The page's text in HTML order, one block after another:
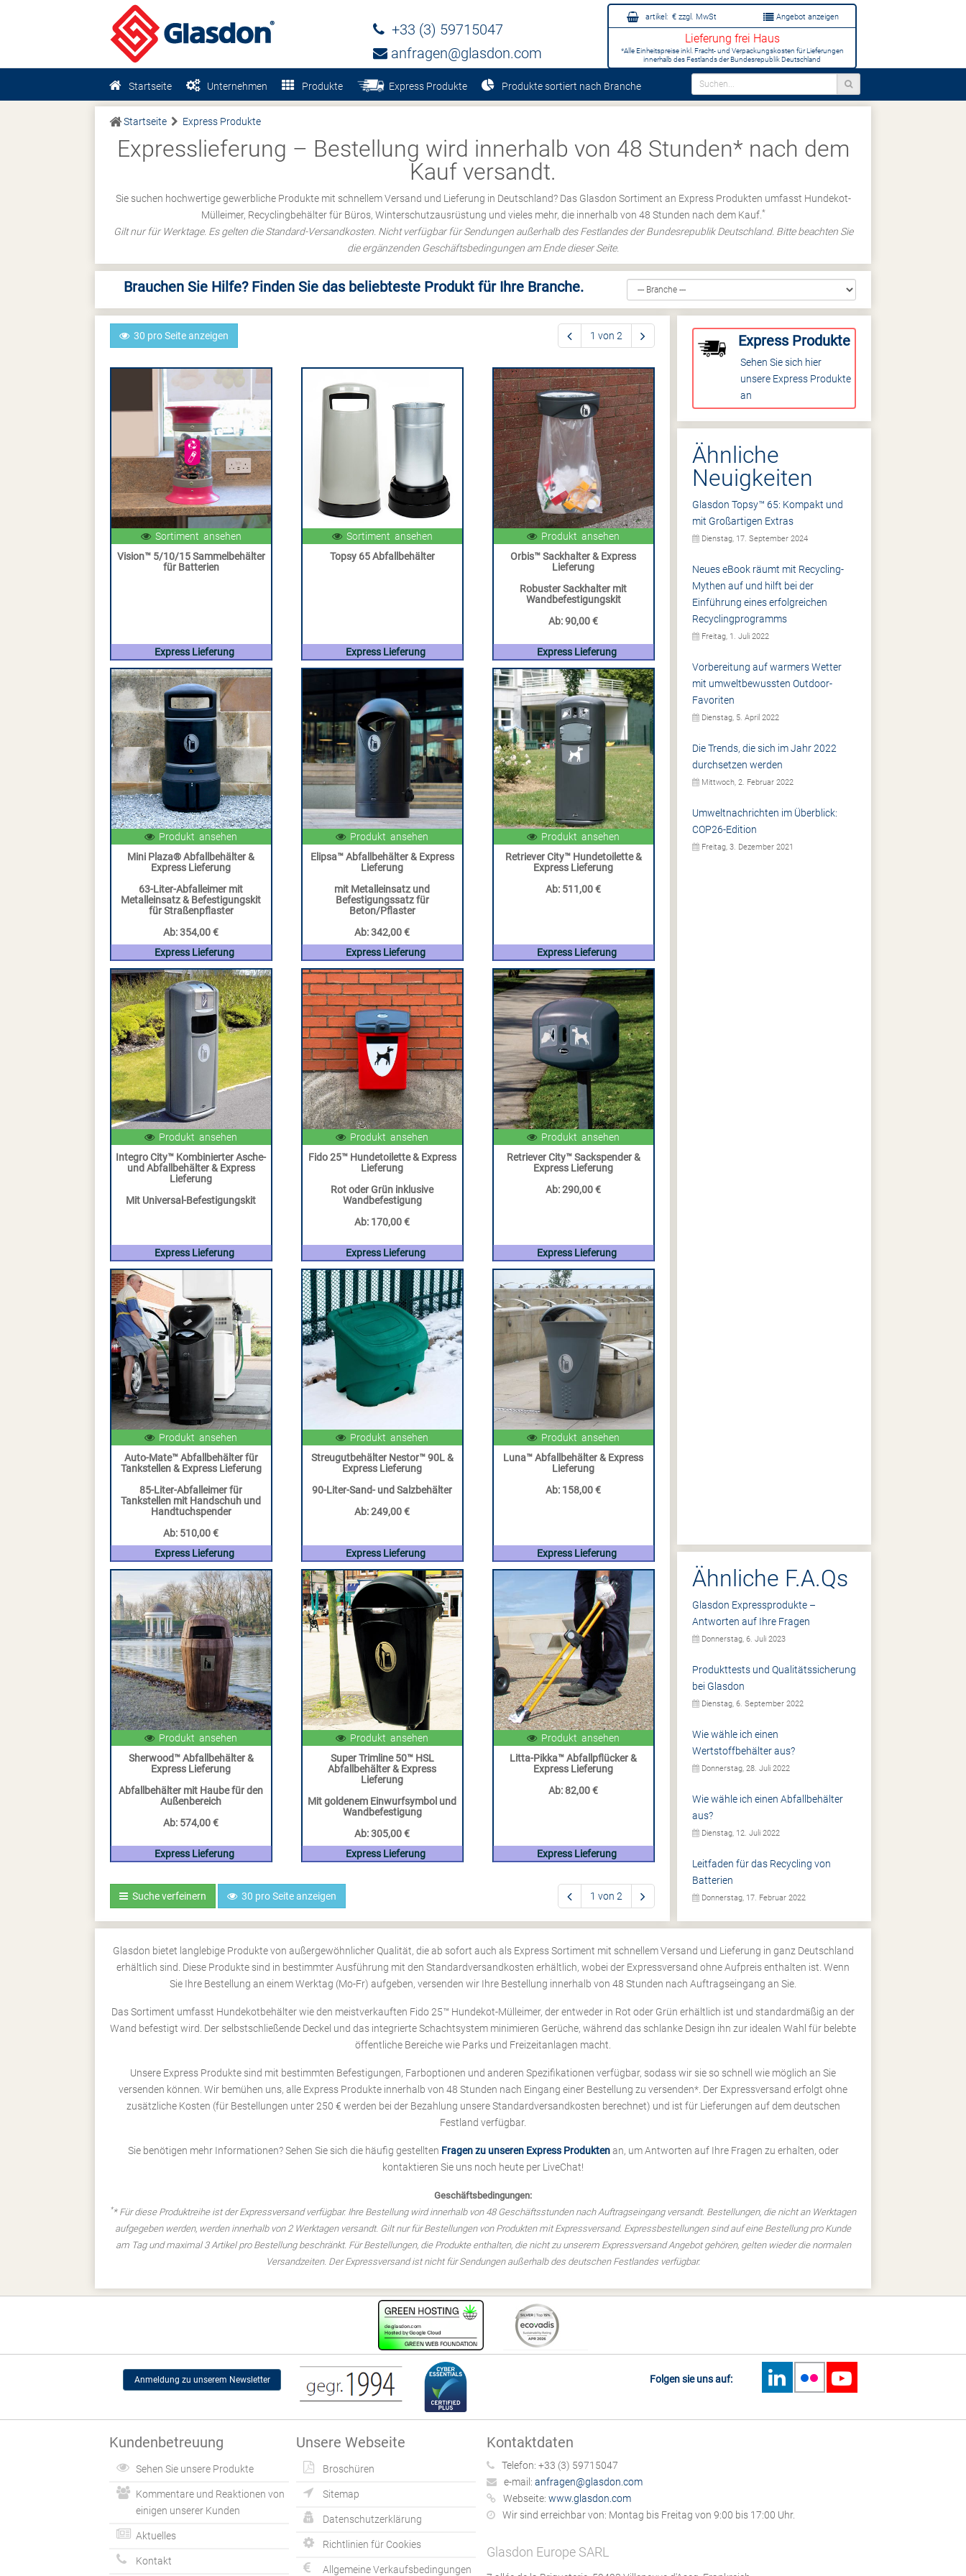
artikel: € zzgl. MwSt Angebot anzeigen
Lieferung frei Haus
*Alle Einheitspreise inkl. Fracht- und Verpackungskosten für Lieferungen
innerhalb des Festlands der Bundesrepublik Deutschland
+33 (3) 59715047
anfragen@glasdon.com
Startseite Unternehmen Produkte Express Produkte Produkte sortiert nach Branche
Startseite Express Produkte
Expresslieferung – Bestellung wird innerhalb von 48 Stunden* nach dem
Kauf versandt.
Sie suchen hochwertige gewerbliche Produkte mit schnellem Versand und Lieferung in Deutschland? Das Glasdon Sortiment an Express Produkten umfasst Hundekot-
Mülleimer, Recyclingbehälter für Büros, Winterschutzausrüstung und vieles mehr, die innerhalb von 48 Stunden nach dem Kauf. *
Gilt nur für Werktage. Es gelten die Standard-Versandkosten. Nicht verfügbar für Sendungen außerhalb des Festlandes der Bundesrepublik Deutschland. Bitte beachten Sie
die ergänzenden Geschäftsbedingungen am Ende dieser Seite.
Brauchen Sie Hilfe? Finden Sie das beliebteste Produkt für Ihre Branche.
30 pro Seite anzeigen 1 von 2
Sortiment ansehen
Vision™ 5/10/15 Sammelbehälter
für Batterien
Express Lieferung
Sortiment ansehen
Topsy 65 Abfallbehälter
Express Lieferung
Produkt ansehen
Orbis™ Sackhalter & Express
Lieferung
Robuster Sackhalter mit
Wandbefestigungskit
Ab:90,00 €
Express Lieferung
Produkt ansehen
Mini Plaza® Abfallbehälter &
Express Lieferung
63-Liter-Abfalleimer mit
Metalleinsatz & Befestigungskit
für Straßenpflaster
Ab:354,00 €
Express Lieferung
Produkt ansehen
Elipsa™ Abfallbehälter & Express
Lieferung
mit Metalleinsatz und
Befestigungssatz für
Beton/Pflaster
Ab:342,00 €
Express Lieferung
Produkt ansehen
Retriever City™ Hundetoilette &
Express Lieferung
Ab: 511,00 €
Express Lieferung
Produkt ansehen
Integro City™ Kombinierter Asche-
und Abfallbehälter & Express
Lieferung
Mit Universal-Befestigungskit
Express Lieferung
Produkt ansehen
Fido 25™ Hundetoilette & Express
Lieferung
Rot oder Grün inklusive
Wandbefestigung
Ab: 170,00 €
Express Lieferung
Produkt ansehen
Retriever City™ Sackspender &
Express Lieferung
Ab:290,00 €
Express Lieferung
Produkt ansehen
Auto-Mate™ Abfallbehälter für
Tankstellen & Express Lieferung
85-Liter-Abfalleimer für
Tankstellen mit Handschuh und
Handtuchspender
Ab: 510,00 €
Express Lieferung
Produkt ansehen
Streugutbehälter Nestor™ 90L &
Express Lieferung
90-Liter-Sand- und Salzbehälter
Ab:249,00 €
Express Lieferung
Produkt ansehen
Luna™ Abfallbehälter & Express
Lieferung
Ab: 158,00 €
Express Lieferung
Produkt ansehen
Sherwood™ Abfallbehälter &
Express Lieferung
Abfallbehälter mit Haube für den
Außenbereich
Ab: 574,00 €
Express Lieferung
Produkt ansehen
Super Trimline 50™ HSL
Abfallbehälter & Express
Lieferung
Mit goldenem Einwurfsymbol und
Wandbefestigung
Ab:305,00 €
Express Lieferung
Produkt ansehen
Litta-Pikka™ Abfallpflücker &
Express Lieferung
Ab:82,00 €
Express Lieferung
Suche verfeinern 30 pro Seite anzeigen 1 von 2
Express Produkte
Sehen Sie sich hier
unsere Express Produkte
an
Ähnliche
Neuigkeiten
Glasdon Topsy™ 65: Kompakt und
mit Großartigen Extras
Dienstag, 17. September 2024
Neues eBook räumt mit Recycling-
Mythen auf und hilft bei der
Einführung eines erfolgreichen
Recyclingprogramms
Freitag, 1. Juli 2022
Vorbereitung auf warmers Wetter
mit umweltbewussten Outdoor-
Favoriten
Dienstag, 5. April 2022
Die Trends, die sich im Jahr 2022
durchsetzen werden
Mittwoch, 2. Februar 2022
Umweltnachrichten im Überblick:
COP26-Edition
Freitag, 3. Dezember 2021
Ähnliche F.A.Qs
Glasdon Expressprodukte –
Antworten auf Ihre Fragen
Donnerstag, 6. Juli 2023
Produkttests und Qualitätssicherung
bei Glasdon
Dienstag, 6. September 2022
Wie wähle ich einen
Wertstoffbehälter aus?
Donnerstag, 28. Juli 2022
Wie wähle ich einen Abfallbehälter
aus?
Dienstag, 12. Juli 2022
Leitfaden für das Recycling von
Batterien
Donnerstag, 17. Februar 2022
Glasdon bietet langlebige Produkte von außergewöhnlicher Qualität, die ab sofort auch als Express Sortiment mit schnellem Versand und Lieferung in ganz Deutschland
erhältlich sind. Diese Produkte sind in bestimmter Ausführung mit den Standardversandkosten erhältlich, wobei der Expressversand ohne Aufpreis enthalten ist. Wenn
Sie Ihre Bestellung an einem Werktag (Mo-Fr) aufgeben, versenden wir Ihre Bestellung innerhalb von 48 Stunden nach Auftragseingang an Sie.
Das Sortiment umfasst Hundekotbehälter wie den meistverkauften Fido 25™ Hundekot-Mülleimer, der entweder in Rot oder Grün erhältlich ist und standardmäßig an der
Wand befestigt wird. Der selbstschließende Deckel und das integrierte Schachtsystem minimieren Gerüche, während das schlanke Design ihn zur idealen Wahl für belebte
öffentliche Bereiche wie Parks und Freizeitanlagen macht.
Unsere Express Produkte sind mit bestimmten Befestigungen, Farboptionen und anderen Spezifikationen verfügbar, sodass wir sie so schnell wie möglich an Sie
versenden können. Wir bemühen uns, alle Express Produkte innerhalb von 48 Stunden nach Eingang einer Bestellung zu versenden*. Der Expressversand erfolgt ohne
zusätzliche Kosten (für Bestellungen unter 250 € werden bei der Bezahlung unsere Standardversandkosten berechnet) und ist für Lieferungen auf dem deutschen
Festland verfügbar.
Sie benötigen mehr Informationen? Sehen Sie sich die häufig gestellten Fragen zu unseren Express Produktenan, um Antworten auf Ihre Fragen zu erhalten, oder
kontaktieren Sie uns noch heute per LiveChat!
Geschäftsbedingungen:
** Für diese Produktreihe ist der Expressversand verfügbar. Ihre Bestellung wird innerhalb von 48 Geschäftsstunden nach Auftragseingang versandt. Bestellungen, die nicht an Werktagen
aufgegeben werden, werden innerhalb von 2 Werktagen versandt. Gilt nur für Bestellungen von Produkten mit Expressversand. Expressbestellungen sind auf eine Bestellung pro Kunde
am Tag und maximal 3 Artikel pro Bestellung beschränkt. Für Bestellungen, die Produkte enthalten, die nicht zu unserem Expressversand Angebot gehören, gelten wieder die normalen
Versandzeiten. Der Expressversand ist nicht für Sendungen außerhalb des deutschen Festlandes verfügbar.
Anmeldung zu unserem Newsletter Folgen sie uns auf:
Kundenbetreuung
Sehen Sie unsere Produkte
Kommentare und Reaktionen von
einigen unserer Kunden
Aktuelles
Kontakt
Unsere Webseite
Broschüren
Sitemap
Datenschutzerklärung
Richtlinien für Cookies
Allgemeine Verkaufsbedingungen
Kontaktdaten
Telefon: +33 (3) 59715047
e-mail: anfragen@glasdon.com
Webseite: www.glasdon.com
Wir sind erreichbar von: Montag bis Freitag von 9:00 bis 17:00 Uhr.
Glasdon Europe SARL